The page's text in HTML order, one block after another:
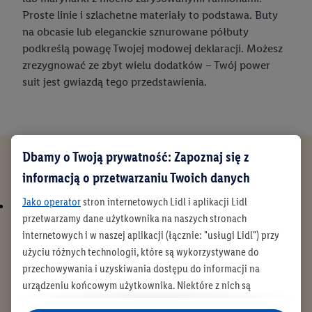
Proste linie i szlachetne materiały to podstawa. Buty
na obcasie lub eleganckie sznurowane półbuty
podkreślą powagę Twojej modowej deklaracji. Możesz
zrezygnować ze zbyt wielu dodatków – Twój power
suit jest gwiazdą tego przedstawienia.
Jeszcze więcej inspiracji
Dbamy o Twoją prywatność: Zapoznaj się z
informacją o przetwarzaniu Twoich danych
Jako operatorstron internetowych Lidl i aplikacji Lidl
przetwarzamy dane użytkownika na naszych stronach
internetowych i w naszej aplikacji (łącznie: "usługi Lidl") przy
użyciu różnych technologii, które są wykorzystywane do
przechowywania i uzyskiwania dostępu do informacji na
urządzeniu końcowym użytkownika. Niektóre z nich są